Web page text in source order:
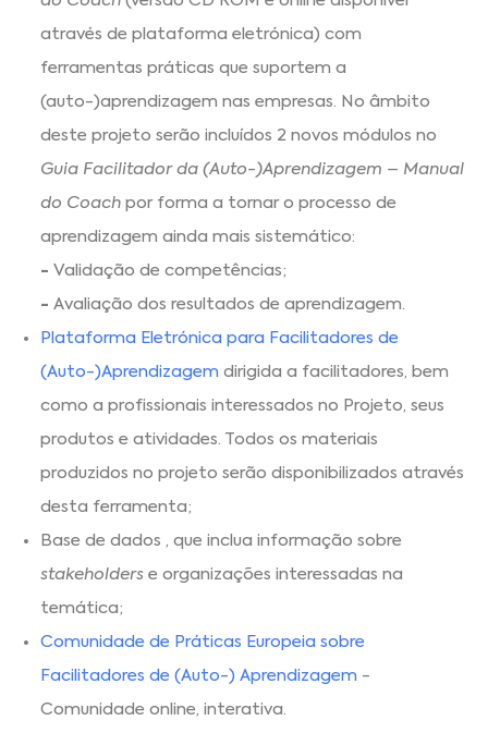
através de plataforma eletrónica) com
ferramentas práticas que suportem a
(auto-)aprendizagem nas empresas. No âmbito
deste projeto serão incluídos 2 novos módulos no
Guia Facilitador da (Auto-)Aprendizagem – Manual
do Coach por forma a tornar o processo de
aprendizagem ainda mais sistemático:
- Validação de competências;
- Avaliação dos resultados de aprendizagem.
Plataforma Eletrónica para Facilitadores de
(Auto-)Aprendizagemdirigida a facilitadores, bem
como a profissionais interessados no Projeto, seus
produtos e atividades. Todos os materiais
produzidos no projeto serão disponibilizados através
desta ferramenta;
Base de dados , que inclua informação sobre
stakeholderse organizações interessadas na
temática;
Comunidade de Práticas Europeia sobre
Facilitadores de (Auto-) Aprendizagem-
Comunidade online, interativa.